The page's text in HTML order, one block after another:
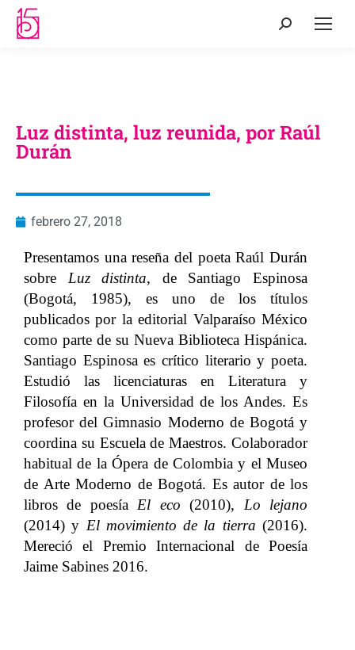
Luz distinta, luz reunida, por Raúl
Durán
febrero 27, 2018
Presentamos una reseña del poeta Raúl Durán
sobre Luz distinta, de Santiago Espinosa
(Bogotá, 1985), es uno de los títulos
publicados por la editorial Valparaíso México
como parte de su Nueva Biblioteca Hispánica.
Santiago Espinosa es crítico literario y poeta.
Estudió las licenciaturas en Literatura y
Filosofía en la Universidad de los Andes. Es
profesor del Gimnasio Moderno de Bogotá y
coordina su Escuela de Maestros. Colaborador
habitual de la Ópera de Colombia y el Museo
de Arte Moderno de Bogotá. Es autor de los
libros de poesía El eco (2010), Lo lejano
(2014) y El movimiento de la tierra (2016).
Mereció el Premio Internacional de Poesía
Jaime Sabines 2016.